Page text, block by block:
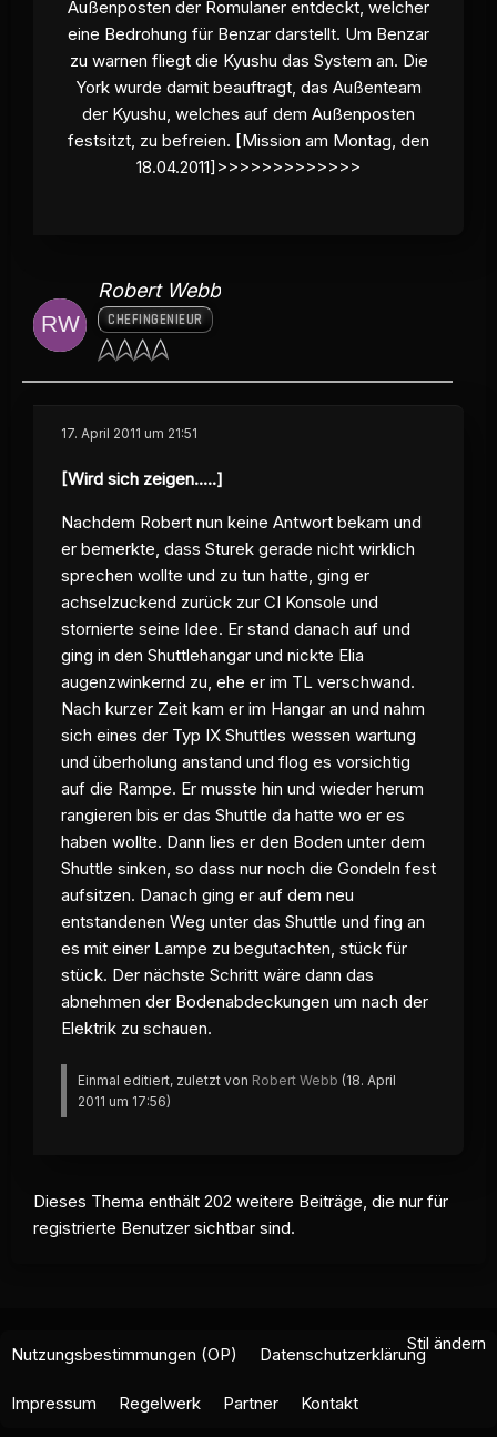
Außenposten der Romulaner entdeckt, welcher
eine Bedrohung für Benzar darstellt. Um Benzar
zu warnen fliegt die Kyushu das System an. Die
York wurde damit beauftragt, das Außenteam
der Kyushu, welches auf dem Außenposten
festsitzt, zu befreien. [Mission am Montag, den
18.04.2011]>>>>>>>>>>>>>
Robert Webb
CHEFINGENIEUR
17. April 2011 um 21:51
[Wird sich zeigen.....]
Nachdem Robert nun keine Antwort bekam und
er bemerkte, dass Sturek gerade nicht wirklich
sprechen wollte und zu tun hatte, ging er
achselzuckend zurück zur CI Konsole und
stornierte seine Idee. Er stand danach auf und
ging in den Shuttlehangar und nickte Elia
augenzwinkernd zu, ehe er im TL verschwand.
Nach kurzer Zeit kam er im Hangar an und nahm
sich eines der Typ IX Shuttles wessen wartung
und überholung anstand und flog es vorsichtig
auf die Rampe. Er musste hin und wieder herum
rangieren bis er das Shuttle da hatte wo er es
haben wollte. Dann lies er den Boden unter dem
Shuttle sinken, so dass nur noch die Gondeln fest
aufsitzen. Danach ging er auf dem neu
entstandenen Weg unter das Shuttle und fing an
es mit einer Lampe zu begutachten, stück für
stück. Der nächste Schritt wäre dann das
abnehmen der Bodenabdeckungen um nach der
Elektrik zu schauen.
Einmal editiert, zuletzt von Robert Webb (18. April
2011 um 17:56)
Dieses Thema enthält 202 weitere Beiträge, die nur für
registrierte Benutzer sichtbar sind.
Stil ändern
Nutzungsbestimmungen (OP) Datenschutzerklärung
Impressum Regelwerk Partner Kontakt